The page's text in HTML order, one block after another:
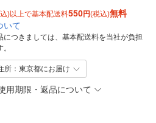
)以上で基本配送料550円(税込)無料
いて
につきましては、基本配送料を当社が負担
所：東京都にお届け
用期限・返品について